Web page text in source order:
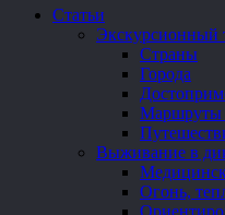
Статьи
Экскурсионный
Страны
Города
Маршруты
Выживание в
Огонь,